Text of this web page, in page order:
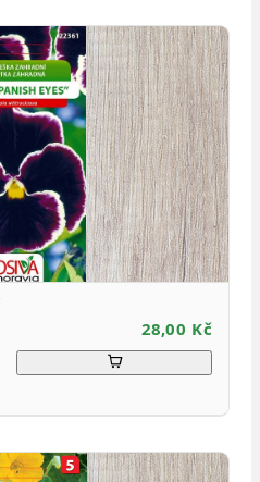
28,00 Kč